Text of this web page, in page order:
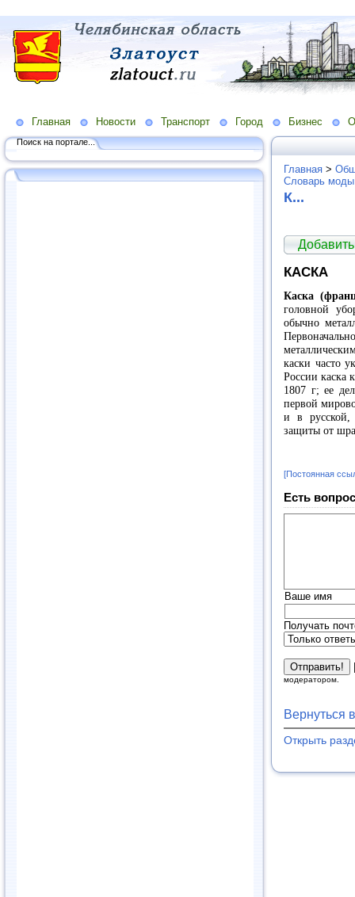
Главная Новости Транспорт Город Бизнес
Поиск на портале...
Главная >
Словарь
К...
КАСКА
Каска
головной
обычно
каски часто
России каска
1807 г; ее
первой
и в русской,
защиты от
[Постоянная
Есть
Ваше имя
Получать
модератором.
Вернуться
Открыть